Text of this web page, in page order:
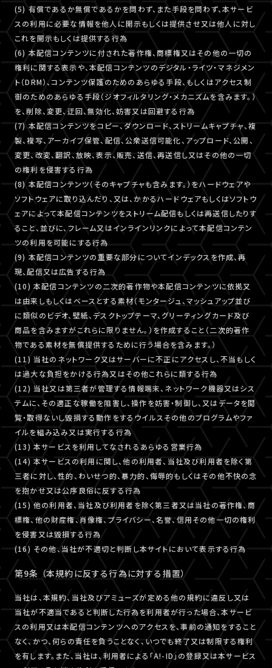
(5) 有償であるか無償であるかを問わず、また手段を問わず、本サービ
スの利用に必要な情報を他人に開示もしくは提供させ又は他人に対し
これを開示もしくは提供する行為
(6) 本配信コンテンツに付された著作権、商標権又はその他の一切の
権利に関する表示や、本配信コンテンツのデジタル・ライツ・マネジメン
ト（DRM）、コンテンツ保護のためのあらゆる手段、もしくはアクセス制
御のためのあらゆる手段（ジオフィルタリング・メカニズムを含みます。）
を、削除、変更、迂回、無効化、妨害又は回避する行為
(7) 本配信コンテンツをコピー、ダウンロード、ストリームキャプチャ、複
製、複写、アーカイブ保管、配信、公衆送信可能化、アップロード、公開、
変更、改変、翻訳、放映、表示、販売、送信、再送信し又はその他の一切
の権利を侵害する行為
(8) 本配信コンテンツ（そのキャプチャも含みます。）をハードウェアや
ソフトウェアに取り込んだり、又は、かかるハードウェアもしくはソフトウ
ェアによって本配信コンテンツをストリーム配信もしくは再送信したりす
ること、並びに、フレーム又はインラインリンクによって本配信コンテン
ツの利用を可能にする行為
(9) 本配信コンテンツの重要な部分についてインデックスを作成、再
現、配信又は広告する行為
(10) 本配信コンテンツの二次的著作物や本配信コンテンツに依拠又
は由来しもしくはベースとする素材（モンタージュ、マッシュアップ並び
に類似のビデオ、壁紙、デスクトップテーマ、グリーティングカード及び
商品を含みますがこれらに限りません。）を作成すること（二次的著作
物である素材を無償提供するために行う場合を含みます。）
(11) 当社のネットワーク又はサーバーに不正にアクセスし、不当もしく
は過大な負担をかける行為又はその他これらに類する行為
(12) 当社又は第三者が管理する情報端末、ネットワーク機器又はシス
テムに、その適正な稼働を阻害し、操作を妨害・制御し、又はデータを閲
覧・取得ないし毀損する動作をするウイルスその他のプログラムやファ
イルを組み込み又は実行する行為
(13) 本サービスを利用してなされるあらゆる営業行為
(14) 本サービスの利用に関し、他の利用者、当社及び利用者を除く第
三者に対し、性的、わいせつ的、暴力的、侮辱的もしくはその他不快の念
を抱かせ又は公序良俗に反する行為
(15) 他の利用者、当社及び利用者を除く第三者又は当社の著作権、商
標権、他の財産権、肖像権、プライバシー、名誉、信用その他一切の権利
を侵害又は毀損する行為
(16) その他、当社が不適切と判断し本サイトにおいて表示する行為
第9条 （本規約に反する行為に対する措置）
当社は、本規約、当社及びアミューズが定める他の規約に違反し又は
当社が不適当であると判断した行為を利用者が行った場合、本サービ
スの利用又は本配信コンテンツへのアクセスを、事前の通知をすること
なく、かつ、何らの責任を負うことなく、いつでも終了又は制限する権利
を有します。また、当社は、利用者による「A!-ID」の登録又は本サービス